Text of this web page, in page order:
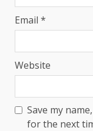
Email *
Website
Save my
for the next